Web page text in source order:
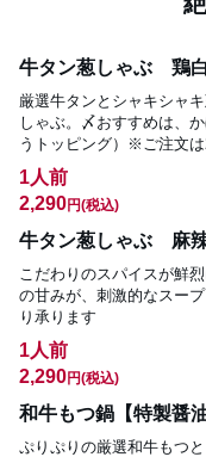
牛タン葱しゃぶ 鶏
厳選牛タンとシャキシャ
しゃぶ。〆おすすめは、
うトッピング）※ご注文
1人前
2,290円(税込)
牛タン葱しゃぶ 麻
こだわりのスパイスが鮮
の甘みが、刺激的なスー
り承ります
1人前
2,290円(税込)
和牛もつ鍋【特製醤
ぷりぷりの厳選和牛もつ